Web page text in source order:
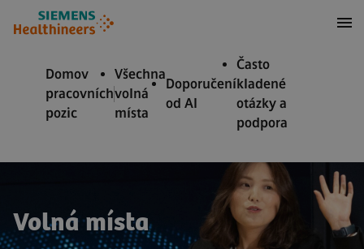
na obsah
na zápatí
Domov
pracovních
pozic
Všechna
volná
místa
Doporučení
od AI
Často
kladené
otázky a
podpora
Volná místa